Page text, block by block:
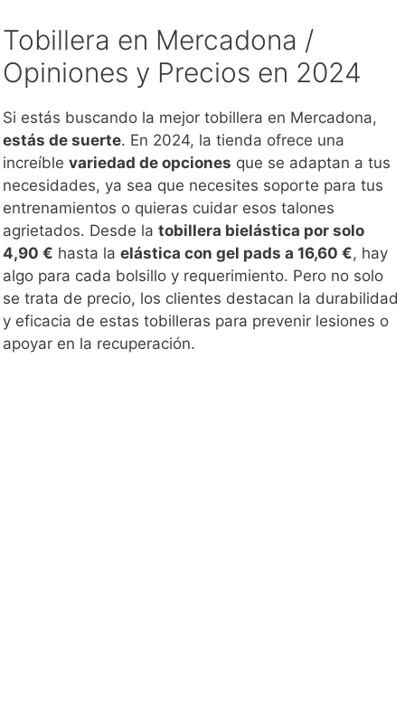
Tobillera en Mercadona /
Opiniones y Precios en 2024
Si estás buscando la mejor tobillera en Mercadona,
estás de suerte. En 2024, la tienda ofrece una
increíble variedad de opciones que se adaptan a tus
necesidades, ya sea que necesites soporte para tus
entrenamientos o quieras cuidar esos talones
agrietados. Desde la tobillera bielástica por solo
4,90 € hasta la elástica con gel pads a 16,60 €, hay
algo para cada bolsillo y requerimiento. Pero no solo
se trata de precio, los clientes destacan la durabilidad
y eficacia de estas tobilleras para prevenir lesiones o
apoyar en la recuperación.